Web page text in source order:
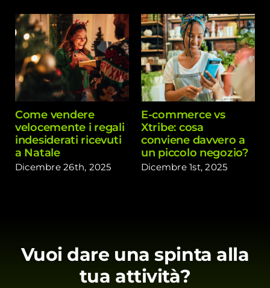
Come vendere
velocemente i regali
indesiderati ricevuti
a Natale
Dicembre 26th, 2025
E-commerce vs
Xtribe: cosa
conviene davvero a
un piccolo negozio?
Dicembre 1st, 2025
Vuoi dare una spinta alla
tua attività?